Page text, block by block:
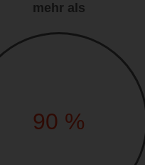
mehr als
90 %